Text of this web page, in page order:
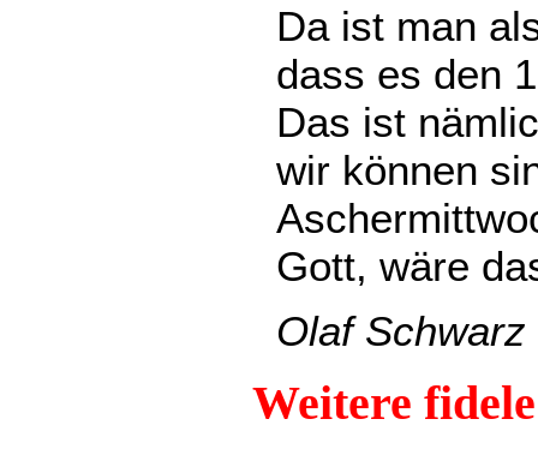
Da ist man
dass es den
Das ist
wir können
Gott, wäre
Olaf Schwarz
Weitere